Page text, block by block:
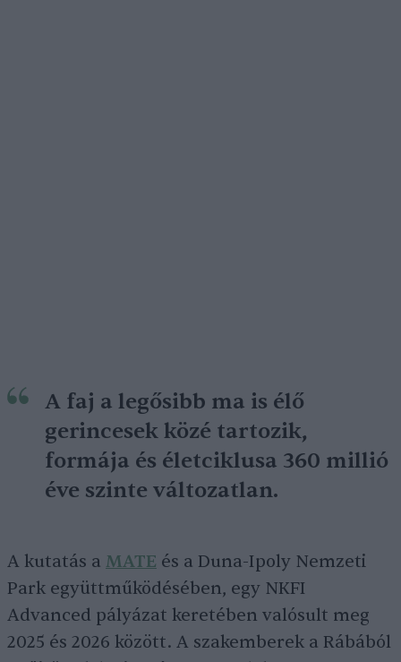
A faj a legősibb ma is élő
gerincesek közé tartozik,
formája és életciklusa 360 millió
éve szinte változatlan.
A kutatás a MATE és a Duna-Ipoly Nemzeti
Park együttműködésében, egy NKFI
Advanced pályázat keretében valósult meg
2025 és 2026 között. A szakemberek a Rábából